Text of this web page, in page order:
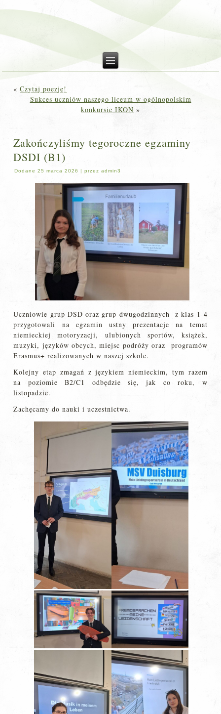
«Czytaj poezję!
Sukces uczniów naszego liceum w ogólnopolskim
konkursie IKON »
Zakończyliśmy tegoroczne egzaminy
DSDI (B1)
Dodane 25 marca 2026 |przez admin3
Uczniowie grup DSD oraz grup dwugodzinnych z klas 1-4
przygotowali na egzamin ustny prezentacje na temat
niemieckiej motoryzacji, ulubionych sportów, książek,
muzyki, języków obcych, miejsc podróży oraz programów
Erasmus+ realizowanych w naszej szkole.
Kolejny etap zmagań z językiem niemieckim, tym razem
na poziomie B2/C1 odbędzie się, jak co roku, w
listopadzie.
Zachęcamy do nauki i uczestnictwa.